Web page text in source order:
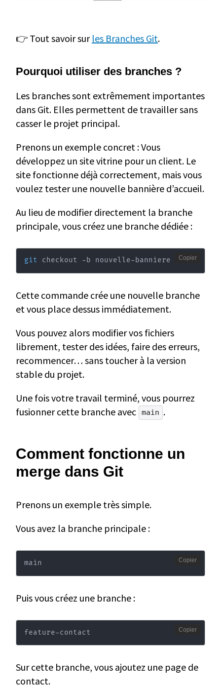
👉 Tout savoir sur les Branches Git.
Pourquoi utiliser des branches ?
Les branches sont extrêmement importantes
dans Git. Elles permettent de travailler sans
casser le projet principal.
Prenons un exemple concret : Vous
développez un site vitrine pour un client. Le
site fonctionne déjà correctement, mais vous
voulez tester une nouvelle bannière d’accueil.
Au lieu de modifier directement la branche
principale, vous créez une branche dédiée :
git checkout -b nouvelle-banniere Copier
Cette commande crée une nouvelle branche
et vous place dessus immédiatement.
Vous pouvez alors modifier vos fichiers
librement, tester des idées, faire des erreurs,
recommencer… sans toucher à la version
stable du projet.
Une fois votre travail terminé, vous pourrez
fusionner cette branche avec
main .
Comment fonctionne un
merge dans Git
Prenons un exemple très simple.
Vous avez la branche principale :
main Copier
Puis vous créez une branche :
feature-contact Copier
Sur cette branche, vous ajoutez une page de
contact.